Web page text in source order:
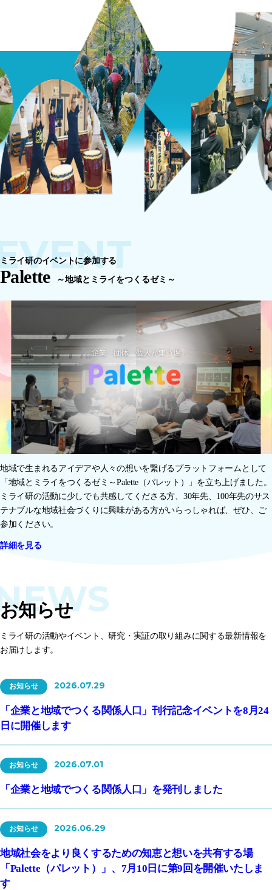
ミライ研のイベントに参加する
Palette ～地域とミライをつくるゼミ～
地域で生まれるアイデアや人々の想いを繋げるプラットフォームとして
「地域とミライをつくるゼミ～Palette（パレット）」を立ち上げました。
ミライ研の活動に少しでも共感してくださる方、30年先、100年先のサス
テナブルな地域社会づくりに興味がある方がいらっしゃれば、ぜひ、ご
参加ください。
詳細を見る
お知らせ
ミライ研の活動やイベント、研究・実証の取り組みに関する最新情報を
お届けします。
お知らせ 2026.07.29
「企業と地域でつくる関係人口」刊行記念イベントを8月24
日に開催します
お知らせ 2026.07.01
「企業と地域でつくる関係人口」を発刊しました
お知らせ 2026.06.29
地域社会をより良くするための知恵と想いを共有する場
「Palette（パレット）」、7月10日に第9回を開催いたしま
す